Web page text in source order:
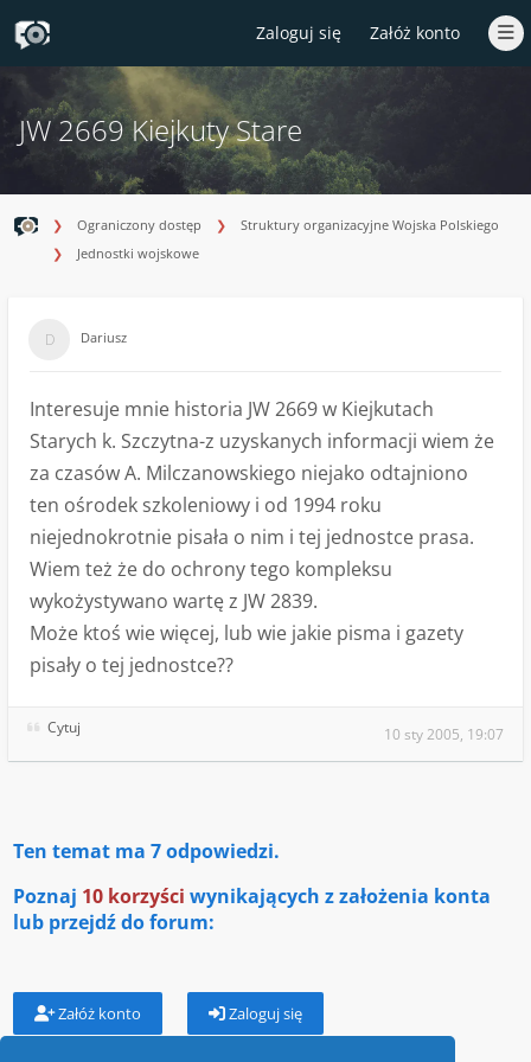
Zaloguj się Załóż konto
JW 2669 Kiejkuty Stare
Ograniczony dostęp
Struktury organizacyjne Wojska Polskiego
Jednostki wojskowe
Dariusz
Interesuje mnie historia JW 2669 w Kiejkutach
Starych k. Szczytna-z uzyskanych informacji wiem że
za czasów A. Milczanowskiego niejako odtajniono
ten ośrodek szkoleniowy i od 1994 roku
niejednokrotnie pisała o nim i tej jednostce prasa.
Wiem też że do ochrony tego kompleksu
wykożystywano wartę z JW 2839.
Może ktoś wie więcej, lub wie jakie pisma i gazety
pisały o tej jednostce??
Cytuj 10 sty 2005, 19:07
Ten temat ma 7odpowiedzi.
Poznaj 10 korzyści wynikających z założenia konta
lub przejdź do forum:
Załóż konto Zaloguj się